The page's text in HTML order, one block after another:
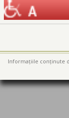
Informațiile conținute